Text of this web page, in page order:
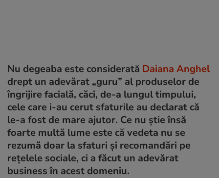
Nu degeaba este considerată Daiana Anghel
drept un adevărat „guru” al produselor de
îngrijire facială, căci, de-a lungul timpului,
cele care i-au cerut sfaturile au declarat că
le-a fost de mare ajutor. Ce nu știe însă
foarte multă lume este că vedeta nu se
rezumă doar la sfaturi și recomandări pe
rețelele sociale, ci a făcut un adevărat
business în acest domeniu.